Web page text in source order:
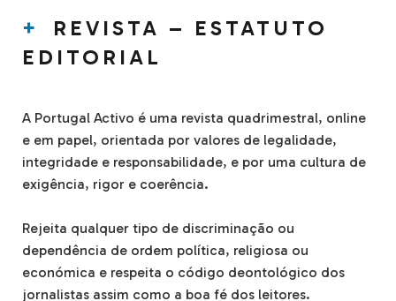
REVISTA – ESTATUTO
EDITORIAL
A Portugal Activo é uma revista quadrimestral, online
e em papel, orientada por valores de legalidade,
integridade e responsabilidade, e por uma cultura de
exigência, rigor e coerência.
Rejeita qualquer tipo de discriminação ou
dependência de ordem política, religiosa ou
económica e respeita o código deontológico dos
jornalistas assim como a boa fé dos leitores.